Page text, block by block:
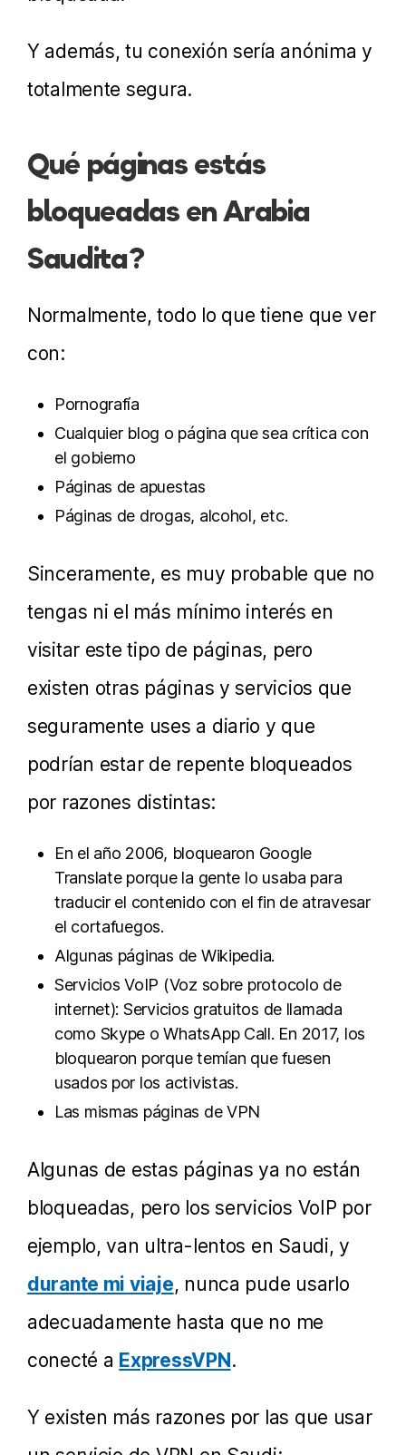
Y además, tu conexión sería anónima y
totalmente segura.
Qué páginas estás
bloqueadas en Arabia
Saudita?
Normalmente, todo lo que tiene que ver
con:
Pornografía
Cualquier blog o página que sea crítica con
el gobierno
Páginas de apuestas
Páginas de drogas, alcohol, etc.
Sinceramente, es muy probable que no
tengas ni el más mínimo interés en
visitar este tipo de páginas, pero
existen otras páginas y servicios que
seguramente uses a diario y que
podrían estar de repente bloqueados
por razones distintas:
En el año 2006, bloquearon Google
Translate porque la gente lo usaba para
traducir el contenido con el fin de atravesar
el cortafuegos.
Algunas páginas de Wikipedia.
Servicios VoIP (Voz sobre protocolo de
internet): Servicios gratuitos de llamada
como Skype o WhatsApp Call. En 2017, los
bloquearon porque temían que fuesen
usados por los activistas.
Las mismas páginas de VPN
Algunas de estas páginas ya no están
bloqueadas, pero los servicios VoIP por
ejemplo, van ultra-lentos en Saudi, y
durante mi viaje, nunca pude usarlo
adecuadamente hasta que no me
conecté a ExpressVPN.
Y existen más razones por las que usar